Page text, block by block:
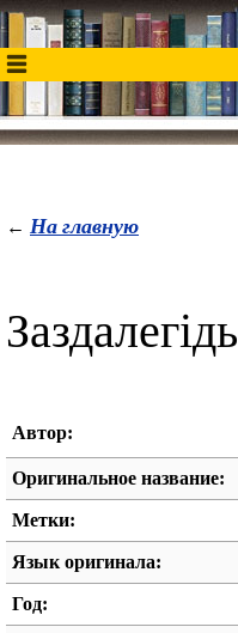
← На главную
Заздалегідь
Автор:
Оригинальное название:
Метки:
Язык оригинала:
Год: